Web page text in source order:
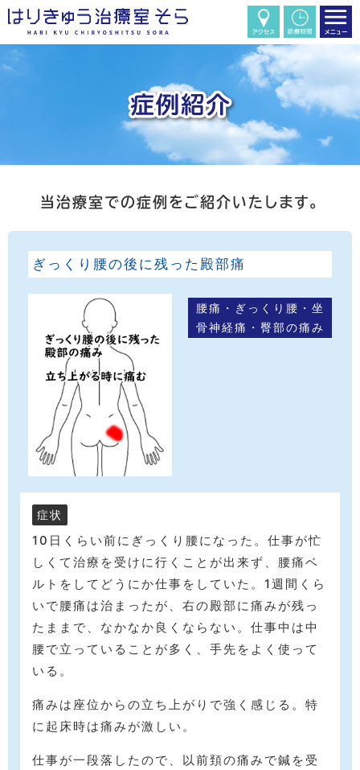
当治療室での症例をご紹介いたします。
ぎっくり腰の後に残った殿部痛
腰痛・ぎっくり腰・坐
骨神経痛・臀部の痛み
症状
10日くらい前にぎっくり腰になった。仕事が忙
しくて治療を受けに行くことが出来ず、腰痛ベ
ルトをしてどうにか仕事をしていた。1週間くら
いで腰痛は治まったが、右の殿部に痛みが残っ
たままで、なかなか良くならない。仕事中は中
腰で立っていることが多く、手先をよく使って
いる。
痛みは座位からの立ち上がりで強く感じる。特
に起床時は痛みが激しい。
仕事が一段落したので、以前頚の痛みで鍼を受